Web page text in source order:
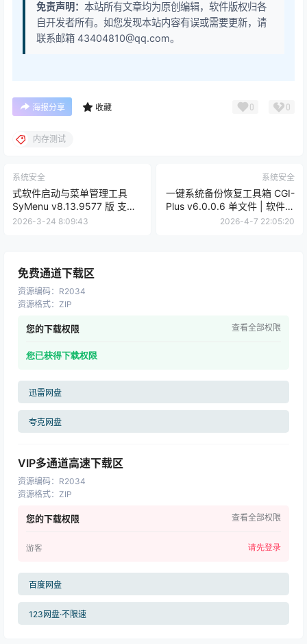
免责声明： 本站所有文章均为原创编辑，软件版权归各
自开发者所有。如您发现本站内容有误或需要更新，请
联系邮箱 43404810@qq.com。
海报分享 收藏 0 0
内存测试
系统安全
式软件启动与菜单管理工具
SyMenu v8.13.9577 版 支持
应用菜单管理与一键启动【软
2026-3-24 8:09:43
系统安全
一键系统备份恢复工具箱 CGI-
Plus v6.0.0.6 单文件 | 软件个
锤子 | R4126
2026-4-7 22:05:20
免费通道下载区
资源编码： R2034
资源格式： ZIP
您的下载权限 查看全部权限
您已获得下载权限
迅雷网盘
夸克网盘
VIP多通道高速下载区
资源编码： R2034
资源格式： ZIP
您的下载权限 查看全部权限
游客 请先登录
百度网盘
123网盘·不限速